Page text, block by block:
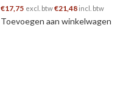
€17,75 excl. btw€21,48 incl. btw
Toevoegen aan winkelwagen